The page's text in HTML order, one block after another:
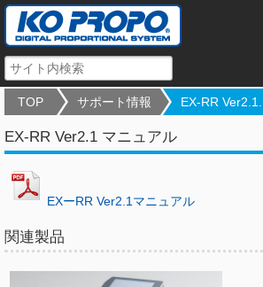
TOP サポート情報 EX-RR Ver2.1...
EX-RR Ver2.1 マニュアル
EXーRR Ver2.1マニュアル
関連製品